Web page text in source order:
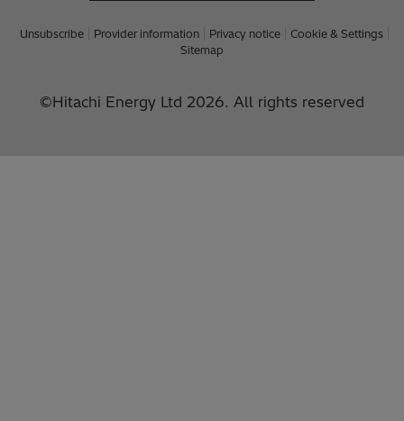
Unsubscribe Provider information Privacy notice
Cookie & Settings
Sitemap
©Hitachi Energy Ltd 2026. All rights reserved